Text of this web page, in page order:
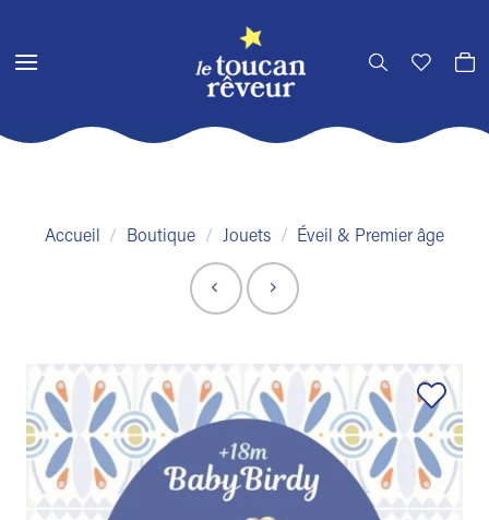
contenu
Accueil / Boutique / Jouets / Éveil & Premier âge
Ajouter
à la liste
de
souhaits